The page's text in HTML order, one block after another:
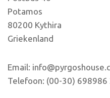
Potamos
80200 Kythira
Griekenland
Email:
Telefoon: (00-30) 698986